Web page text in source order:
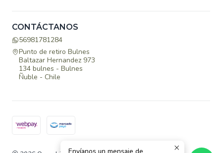
CONTÁCTANOS
56981781284
Punto de retiro Bulnes
Baltazar Hernandez 973
134 bulnes - Bulnes
Ñuble - Chile